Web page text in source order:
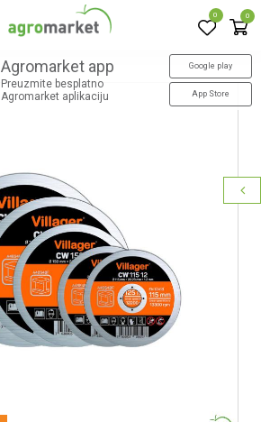
0 0
Agromarket app
Preuzmite besplatno
Agromarket aplikaciju
Google play
App Store